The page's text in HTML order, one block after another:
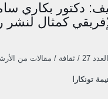
دكتور بكاري
كمثال لنشر
/ مقالات من الأرشيف
تونكارا